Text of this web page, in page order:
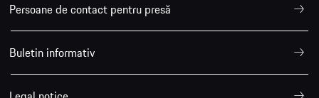
Persoane de contact pentru presă
Buletin informativ